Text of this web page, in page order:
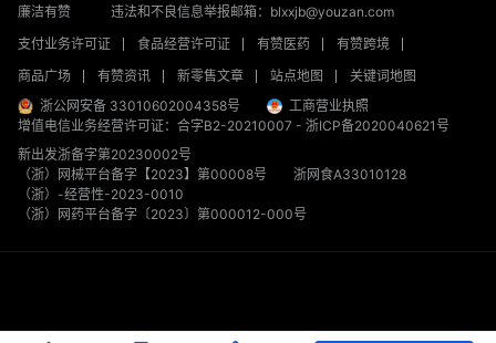
廉洁有赞
违法和不良信息举报邮箱：blxxjb@youzan.com
支付业务许可证
食品经营许可证 有赞医药
有赞跨境
商品广场
有赞资讯 新零售文章 站点地图
关键词地图
浙公网安备 33010602004358号
工商营业执照
增值电信业务经营许可证：合字B2-20210007 - 浙ICP备2020040621号
新出发浙备字第20230002号
（浙）网械平台备字【2023】第00008号
浙网食A33010128
（浙）-经营性-2023-0010
（浙）网药平台备字〔2023〕第000012-000号